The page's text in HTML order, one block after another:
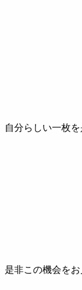
自分らしい一枚を
是非この機会を